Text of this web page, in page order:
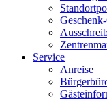
Service
Anreise